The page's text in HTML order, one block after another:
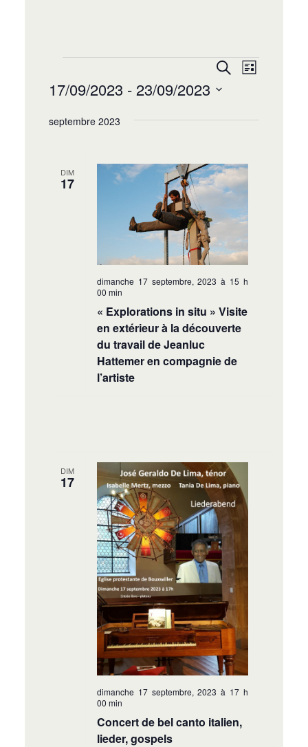
Recherche
et
de
Recherche
Liste
17/09/2023 - 23/09/2023
une
septembre 2023
DIM
17
« Explorations in situ » Visite
en extérieur à la découverte
du travail de Jeanluc
Hattemer en compagnie de
l’artiste
dimanche 17 septembre, 2023 à 15 h
00 min
DIM
17
Concert de bel canto italien,
lieder, gospels
dimanche 17 septembre, 2023 à 17 h
00 min